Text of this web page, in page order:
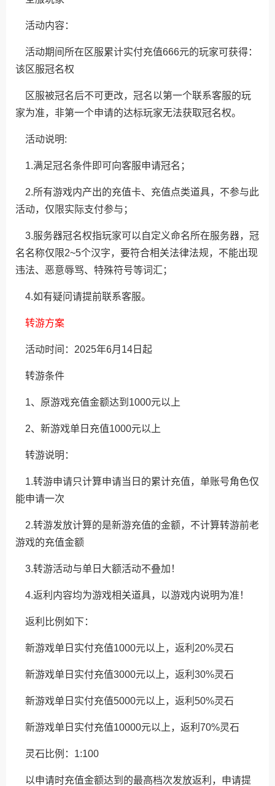
活动内容：
活动期间所在区服累计实付充值666元的玩家可获得：
该区服冠名权
区服被冠名后不可更改，冠名以第一个联系客服的玩
家为准，非第一个申请的达标玩家无法获取冠名权。
活动说明:
1.满足冠名条件即可向客服申请冠名；
2.所有游戏内产出的充值卡、充值点类道具，不参与此
活动，仅限实际支付参与；
3.服务器冠名权指玩家可以自定义命名所在服务器，冠
名名称仅限2~5个汉字，要符合相关法律法规，不能出现
违法、恶意辱骂、特殊符号等词汇；
4.如有疑问请提前联系客服。
转游方案
活动时间：2025年6月14日起
转游条件
1、原游戏充值金额达到1000元以上
2、新游戏单日充值1000元以上
转游说明：
1.转游申请只计算申请当日的累计充值，单账号角色仅
能申请一次
2.转游发放计算的是新游充值的金额，不计算转游前老
游戏的充值金额
3.转游活动与单日大额活动不叠加！
4.返利内容均为游戏相关道具，以游戏内说明为准！
返利比例如下：
新游戏单日实付充值1000元以上，返利20%灵石
新游戏单日实付充值3000元以上，返利30%灵石
新游戏单日实付充值5000元以上，返利50%灵石
新游戏单日实付充值10000元以上，返利70%灵石
灵石比例：1:100
以申请时充值金额达到的最高档次发放返利，申请提